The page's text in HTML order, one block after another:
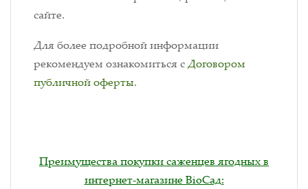
сайте.
Для более подробной информации
рекомендуем ознакомиться сДоговором
публичной оферты.
Преимущества покупки саженцев ягодных в
интернет-магазине BioСад: